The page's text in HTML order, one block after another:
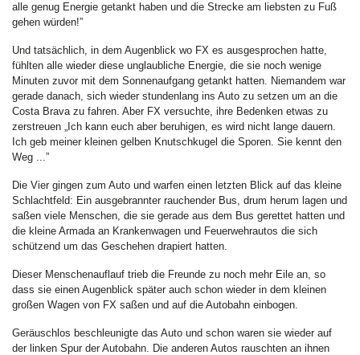
alle genug Energie getankt haben und die Strecke am liebsten zu Fuß
gehen würden!”
Und tatsächlich, in dem Augenblick wo FX es ausgesprochen hatte,
fühlten alle wieder diese unglaubliche Energie, die sie noch wenige
Minuten zuvor mit dem Sonnenaufgang getankt hatten. Niemandem war
gerade danach, sich wieder stundenlang ins Auto zu setzen um an die
Costa Brava zu fahren. Aber FX versuchte, ihre Bedenken etwas zu
zerstreuen „Ich kann euch aber beruhigen, es wird nicht lange dauern.
Ich geb meiner kleinen gelben Knutschkugel die Sporen. Sie kennt den
Weg ...”
Die Vier gingen zum Auto und warfen einen letzten Blick auf das kleine
Schlachtfeld: Ein ausgebrannter rauchender Bus, drum herum lagen und
saßen viele Menschen, die sie gerade aus dem Bus gerettet hatten und
die kleine Armada an Krankenwagen und Feuerwehrautos die sich
schützend um das Geschehen drapiert hatten.
Dieser Menschenauflauf trieb die Freunde zu noch mehr Eile an, so
dass sie einen Augenblick später auch schon wieder in dem kleinen
großen Wagen von FX saßen und auf die Autobahn einbogen.
Geräuschlos beschleunigte das Auto und schon waren sie wieder auf
der linken Spur der Autobahn. Die anderen Autos rauschten an ihnen